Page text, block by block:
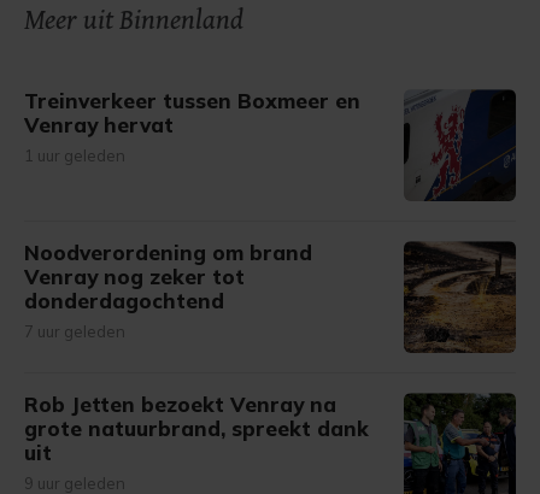
onze cookiepagina kun je ons cookiebeleid bekijken en je
gemaakte keuze altijd wijzigen of intrekken.
Meer uit Binnenland
Treinverkeer tussen Boxmeer en
Venray hervat
1 uur geleden
Noodverordening om brand
Venray nog zeker tot
donderdagochtend
7 uur geleden
Rob Jetten bezoekt Venray na
grote natuurbrand, spreekt dank
uit
9 uur geleden